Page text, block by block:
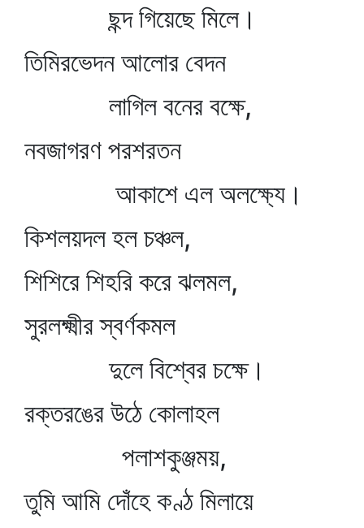
ছন্দ গিয়েছে মিলে।
তিমিরভেদন আলোর বেদন
লাগিল বনের বক্ষে,
নবজাগরণ পরশরতন
আকাশে এল অলক্ষ্যে।
কিশলয়দল হল চঞ্চল,
শিশিরে শিহরি করে ঝলমল,
সুরলক্ষ্মীর স্বর্ণকমল
দুলে বিশ্বের চক্ষে।
রক্তরঙের উঠে কোলাহল
পলাশকুঞ্জময়,
তুমি আমি দোঁহে কণ্ঠ মিলায়ে